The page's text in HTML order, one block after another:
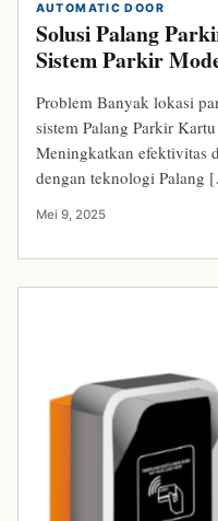
AUTOMATIC DOOR
Solusi Palang
Sistem Parkir
Problem Banyak lokasi
sistem Palang Parkir
Meningkatkan efektivitas
dengan teknologi Palang
Mei 9, 2025